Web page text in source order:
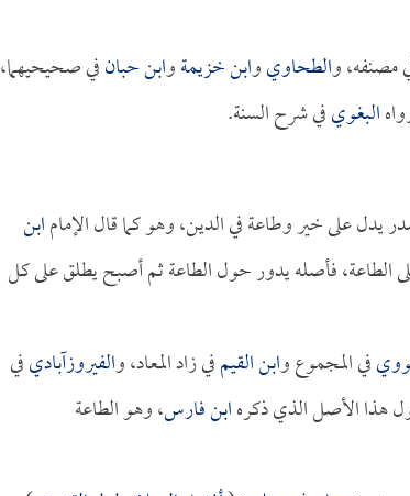
مصنفه، والطحاويوابن خزيمةوابن حبانفي صحيحيهما،
البغويفي شرح السنة.
يدل على خير وطاعة في الدين، وهو كما قال الإمامابن
فأصله يدور حول الطاعة ثم أصبح يطلق على كل
في المجموع وابن القيمفي زاد المعاد، والفيروزآباديفي
هذا الأصل الذي ذكرهابن فارس، وهو الطاعة